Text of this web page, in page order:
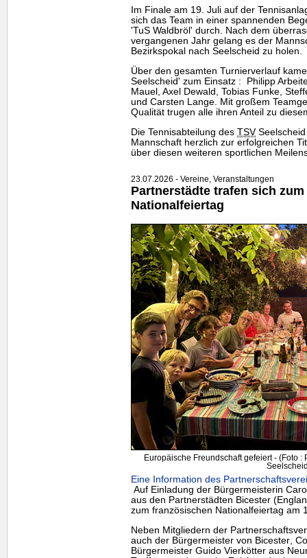
Im Finale am 19. Juli auf der
sich das Team in einer spannenden
'TuS Waldbröl' durch. Nach dem
vergangenen Jahr gelang es der
Bezirkspokal nach Seelscheid zu holen.
Über den gesamten Turnierverlauf
Seelscheid' zum Einsatz : Philipp
Mauel, Axel Dewald, Tobias Funke,
und Carsten Lange. Mit großem
Qualität trugen alle ihren Anteil zu
Die Tennisabteilung des TSV
Mannschaft herzlich zur erfolgreichen
über diesen weiteren sportlichen
23.07.2026 - Vereine, Veranstaltungen
Partnerstädte trafen sich
Nationalfeiertag
Europäische Freundschaft gefeiert - (Foto
Eine Information des
Auf Einladung der Bürgermeisterin
aus den Partnerstädten Bicester
zum französischen Nationalfeiertag am
Neben Mitgliedern der
auch der Bürgermeister von Bicester,
Bürgermeister Guido Vierkötter aus